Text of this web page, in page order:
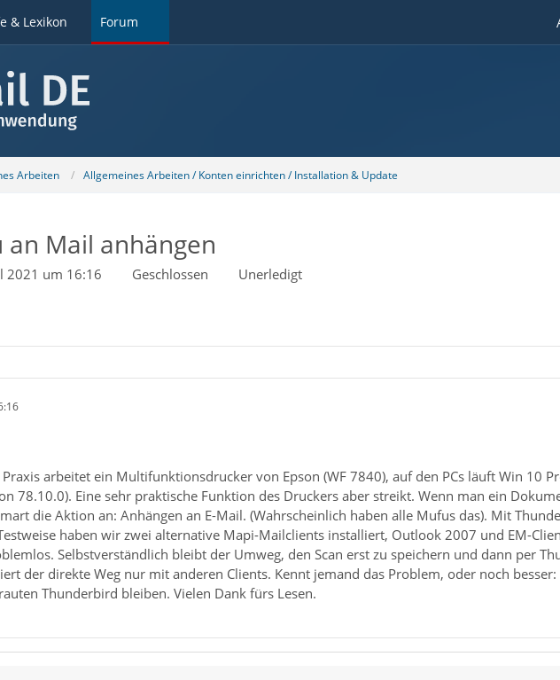
& Lexikon Forum
Arbeiten Allgemeines Arbeiten / Konten einrichten / Installation & Update
an Mail anhängen
2021 um 16:16 Geschlossen Unerledigt
arbeitet ein Multifunktionsdrucker von Epson (WF 7840), auf den PCs läuft Win 10
78.10.0). Eine sehr praktische Funktion des Druckers aber streikt. Wenn man ein
die Aktion an: Anhängen an E-Mail. (Wahrscheinlich haben alle Mufus das). Mit
haben wir zwei alternative Mapi-Mailclients installiert, Outlook 2007 und EM-
Selbstverständlich bleibt der Umweg, den Scan erst zu speichern und dann per
der direkte Weg nur mit anderen Clients. Kennt jemand das Problem, oder noch besser:
Thunderbird bleiben. Vielen Dank fürs Lesen.